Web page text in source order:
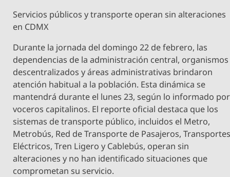
Servicios públicos y transporte operan sin alteraciones
en CDMX
Durante la jornada del domingo 22 de febrero, las
dependencias de la administración central, organismos
descentralizados y áreas administrativas brindaron
atención habitual a la población. Esta dinámica se
mantendrá durante el lunes 23, según lo informado por
voceros capitalinos. El reporte oficial destaca que los
sistemas de transporte público, incluidos el Metro,
Metrobús, Red de Transporte de Pasajeros,
Eléctricos, Tren Ligero y Cablebús, operan sin
alteraciones y no han identificado situaciones que
comprometan su servicio.